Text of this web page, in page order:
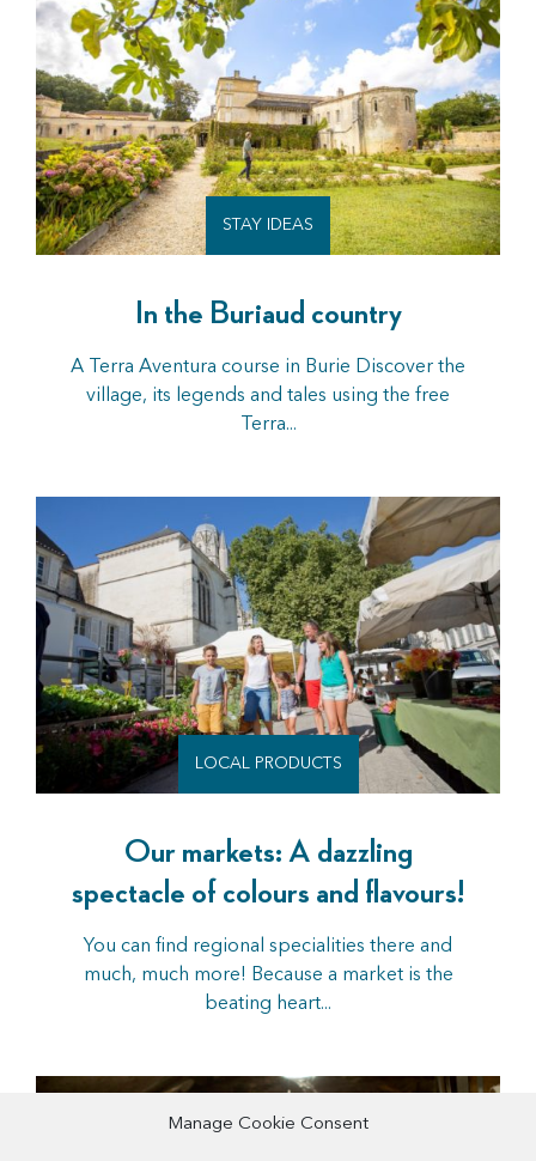
Manage Cookie Consent
STAY IDEAS
In the Buriaud country
A Terra Aventura course in Burie Discover the
village, its legends and tales using the free
Terra...
LOCAL PRODUCTS
Our markets: A dazzling
spectacle of colours and flavours!
You can find regional specialities there and
much, much more! Because a market is the
beating heart...